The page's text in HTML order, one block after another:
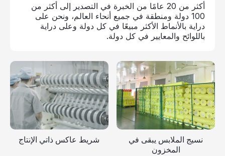
أكثر من 20 عامًا من الخبرة في التصدير إلى أكثر من
100 دولة ومنطقة في جميع أنحاء العالم، ونحن على
دراية بالأنماط الأكثر مبيعًا في كل دولة وعلى دراية
باللوائح والمعايير في كل دولة.
نسيج الملابس يبقى في
المخزون
شريط عاكس ذاتي الإنتاج